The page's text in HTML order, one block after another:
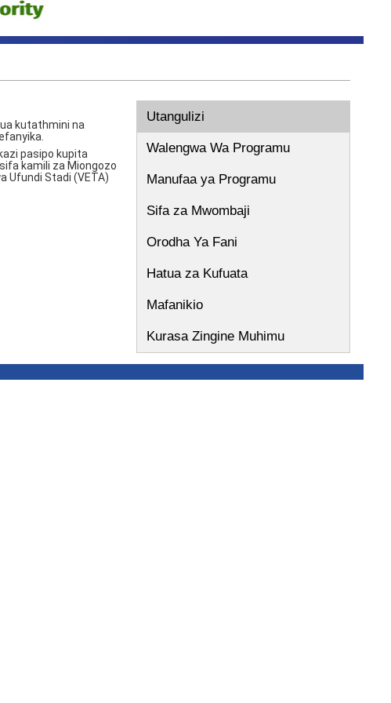
kutathmini na
pasipo kupita
kamili za Miongozo
Ufundi Stadi (VETA)
Utangulizi
Walengwa Wa Programu
Manufaa ya Programu
Sifa za Mwombaji
Orodha Ya Fani
Hatua za Kufuata
Mafanikio
Kurasa Zingine Muhimu